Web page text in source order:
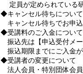
定員が定められている
◆キャンセル待ちについて
キャンセル待ちでお申込
◆受講料のご入金について
振込先は【申込受付メー
振込期限までにご入金が
◆受講者の変更について
法人会員・特別団体会員